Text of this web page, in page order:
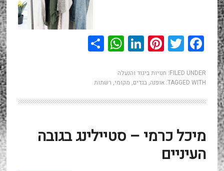
Facebook
Twitter
Pinterest
LinkedIn
WhatsApp
Share
FILED UNDER: חנויות ביגוד והנעלה
TAGGED WITH: אופנה, בגדים, מקומי, רשתות
מיכל כרמי – סטיילינג בגובה
העיניים